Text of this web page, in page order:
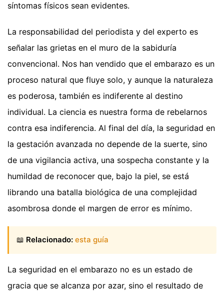
síntomas físicos sean evidentes.
La responsabilidad del periodista y del experto es
señalar las grietas en el muro de la sabiduría
convencional. Nos han vendido que el embarazo es un
proceso natural que fluye solo, y aunque la naturaleza
es poderosa, también es indiferente al destino
individual. La ciencia es nuestra forma de rebelarnos
contra esa indiferencia. Al final del día, la seguridad en
la gestación avanzada no depende de la suerte, sino
de una vigilancia activa, una sospecha constante y la
humildad de reconocer que, bajo la piel, se está
librando una batalla biológica de una complejidad
asombrosa donde el margen de error es mínimo.
📖 Relacionado: esta guía
La seguridad en el embarazo no es un estado de
gracia que se alcanza por azar, sino el resultado de